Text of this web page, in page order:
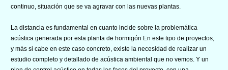
continuo, situación que se va agravar con las nuevas plantas.
La distancia es fundamental en cuanto incide sobre la problemática
acústica generada por esta planta de hormigón En este tipo de proyectos,
y más si cabe en este caso concreto, existe la necesidad de realizar un
estudio completo y detallado de acústica ambiental que no vemos. Y un